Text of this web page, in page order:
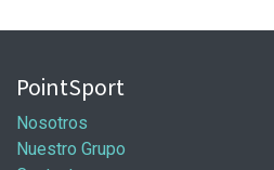
PointSport
Nosotros
Nuestro Grupo